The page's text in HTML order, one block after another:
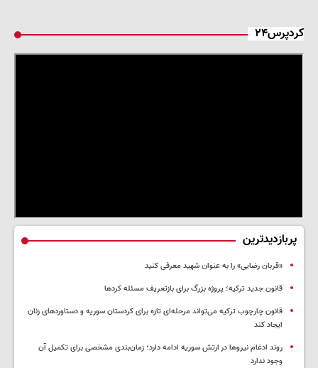
کردپرس۲۴
پربازدیدترین
«قربان رضایی» را به عنوان شهید معرفی کنید
قانون جدید ترکیه؛ پروژه بزرگ‌ برای بازتعریف مسئله کردها
قانون چارچوب ترکیه می‌تواند مرحله‌ای تازه برای کردستان سوریه و دستاوردهای زنان
ایجاد کند
روند ادغام نیروها در ارتش سوریه ادامه دارد؛ زمان‌بندی مشخصی برای تکمیل آن
وجود ندارد